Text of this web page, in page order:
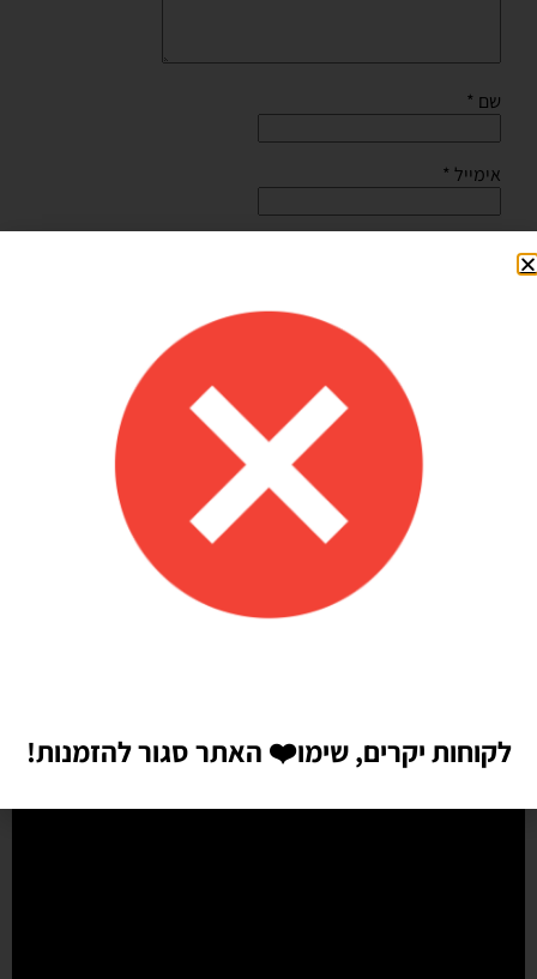
שם *
אימייל *
Shilav Sayag
איכות מדהימה!
הזמנתי בלונים כדי לעצב קשת ליום הולדת של הבן שלי, המשלוח הגיע
מהר מהמצופה!! הכל באיכות מדהימה, בצבעים יפים בדיוק כמו שחשבתי
שיהיו!! התמונות מדברות בעד עצמן!! ממליצה בחום♥️♥️♥️
לקוחות יקרים, שימו❤️ האתר סגור להזמנות!